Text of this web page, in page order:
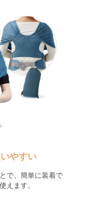
やすい
で、簡単に装着で
えます。